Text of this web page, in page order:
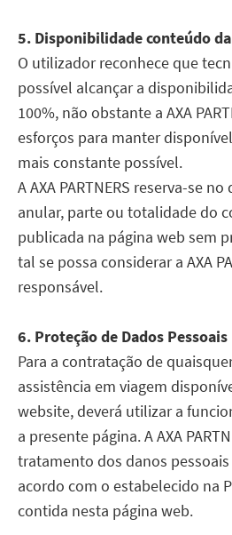
5. Disponibilidade conteúdo
O utilizador reconhece que
possível alcançar a
100%, não obstante a AXA
esforços para manter
mais constante possível.
A AXA PARTNERS reserva-se
anular, parte ou totalidade do
publicada na página web sem
tal se possa considerar a AXA
responsável.
6. Proteção de Dados Pessoais
Para a contratação de
assistência em viagem
website, deverá utilizar a
a presente página. A AXA
tratamento dos danos
acordo com o estabelecido na
contida nesta página web.